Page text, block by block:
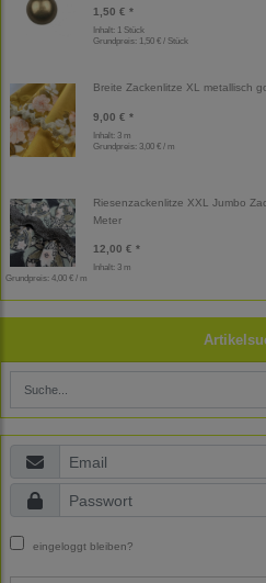
1,50 € *
Inhalt: 1 Stück
Grundpreis: 1,50 € / Stück
Breite Zackenlitze XL metallisch
9,00 € *
Inhalt: 3 m
Grundpreis: 3,00 € / m
Riesenzackenlitze XXL Jumbo
Meter
12,00 € *
Inhalt: 3 m
Grundpreis: 4,00 € / m
eingeloggt bleiben?